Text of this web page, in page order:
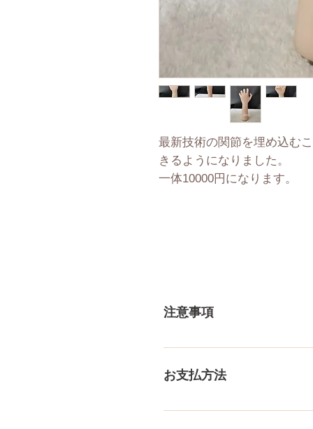
最新技術の関節を埋め込む
きるようになりました。
​一体10000円になります。
注意事項
一体一体ハンドメイドで製
測り方でも多少の誤差があ
お支払方法
メール、チャット（サイト下